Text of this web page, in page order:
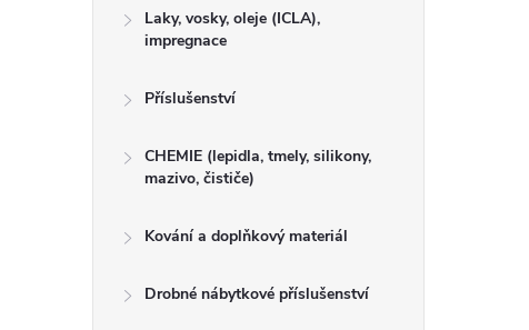
Laky, vosky, oleje (ICLA),
impregnace
Příslušenství
CHEMIE (lepidla, tmely, silikony,
mazivo, čističe)
Kování a doplňkový materiál
Drobné nábytkové příslušenství